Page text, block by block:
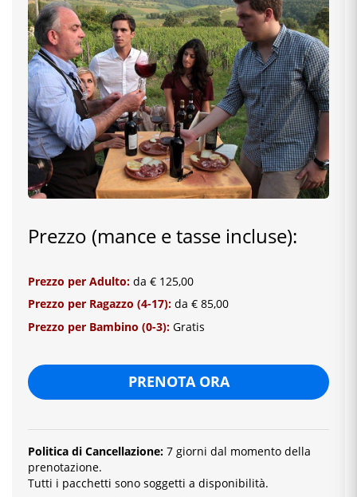
Prezzo (mance e tasse incluse):
Prezzo per Adulto: da € 125,00
Prezzo per Ragazzo (4-17): da € 85,00
Prezzo per Bambino (0-3): Gratis
PRENOTA ORA
Politica di Cancellazione: 7 giorni dal momento della
prenotazione.
Tutti i pacchetti sono soggetti a disponibilità.